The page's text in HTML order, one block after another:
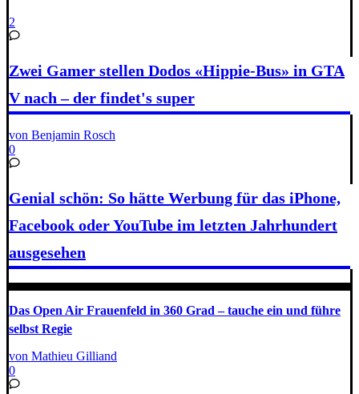
2
Zwei Gamer stellen Dodos «Hippie-Bus» in GTA
V nach – der findet's super
von Benjamin Rosch
0
Genial schön: So hätte Werbung für das iPhone,
Facebook oder YouTube im letzten Jahrhundert
ausgesehen
Das Open Air Frauenfeld in 360 Grad – tauche ein und führe
selbst Regie
von Mathieu Gilliand
0